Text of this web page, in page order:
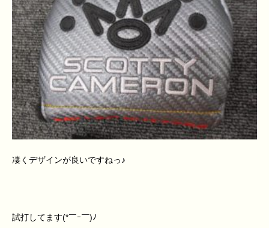
凄くデザインが良いですねっ♪
試打してます(*￣ｰ￣)ﾉ